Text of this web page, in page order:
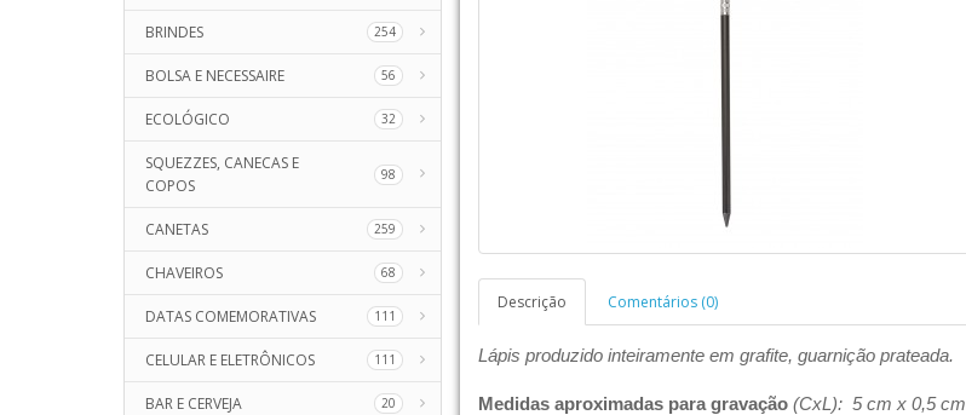
BRINDES 254
BOLSA E NECESSAIRE 56
ECOLÓGICO 32
SQUEZZES, CANECAS E
COPOS
98
CANETAS 259
CHAVEIROS 68
DATAS COMEMORATIVAS 111
CELULAR E ELETRÔNICOS 111
BAR E CERVEJA 20
Descrição Comentários (0)
Lápis produzido inteiramente em grafite, guarnição prateada.
Medidas aproximadas para gravação(CxL): 5 cm x 0,5 cm